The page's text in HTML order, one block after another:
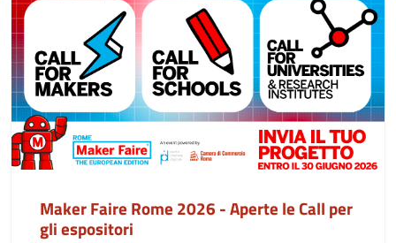
Maker Faire Rome 2026 - Aperte le Call per
gli espositori